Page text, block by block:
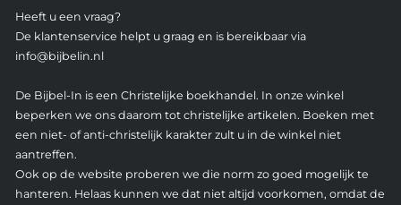
Heeft u een vraag?
De klantenservice helpt u graag en is bereikbaar via
info@bijbelin.nl
De Bijbel-In is een Christelijke boekhandel. In onze winkel
beperken we ons daarom tot christelijke artikelen. Boeken met
een niet- of anti-christelijk karakter zult u in de winkel niet
aantreffen.
Ook op de website proberen we die norm zo goed mogelijk te
hanteren. Helaas kunnen we dat niet altijd voorkomen, omdat de